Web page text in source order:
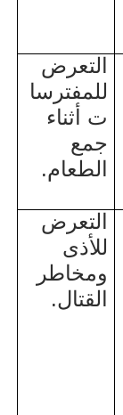
التعرض
للمفترسا
ت أثناء
جمع
الطعام.
التعرض
للأذى
ومخاطر
القتال.